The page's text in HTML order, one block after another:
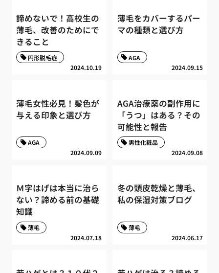
諦めないで！高校生の
薄毛、改善のためにで
きること
2024.10.19
円形脱毛症
薄毛をカバーするパー
マの種類と選び方
2024.09.15
AGA
薄毛女性必見！髪色が
与える印象と選び方
2024.09.09
AGA
AGA治療薬の副作用に
「うつ」はある？その
可能性と報告
2024.09.08
男性化粧品
Ｍ字はげは本当に治ら
ない？諦める前の基礎
知識
2024.07.18
薄毛
冬の頭皮乾燥と薄毛、
私の保湿対策ブログ
2024.06.17
薄毛